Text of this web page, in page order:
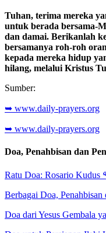
Tuhan, terima mereka
untuk berada bersama-
dan damai. Berikanlah
bersamanya roh-roh
kepada mereka hidup
hilang, melalui Kristus
Sumber:
➥ www.daily-prayers.org
➥ www.daily-prayers.org
Doa, Penahbisan dan
Ratu Doa: Rosario Kudus
Berbagai Doa, Penahbisan
Doa dari Yesus Gembala